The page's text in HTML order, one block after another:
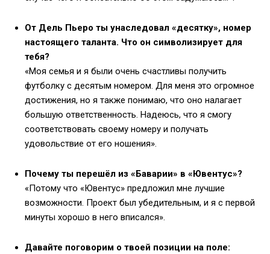
От Дель Пьеро ты унаследовал «десятку», номер
настоящего таланта. Что он символизирует для
тебя?
«Моя семья и я были очень счастливы получить
футболку с десятым номером. Для меня это огромное
достижения, но я также понимаю, что оно налагает
большую ответственность. Надеюсь, что я смогу
соответствовать своему номеру и получать
удовольствие от его ношения».
Почему ты перешёл из «Баварии» в «Ювентус»?
«Потому что «Ювентус» предложил мне лучшие
возможности. Проект был убедительным, и я с первой
минуты хорошо в него вписался».
Давайте поговорим о твоей позиции на поле: